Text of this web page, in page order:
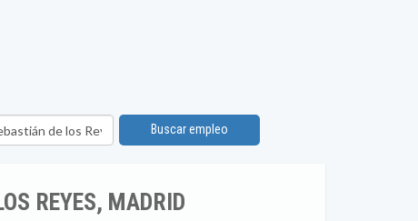
Buscar empleo
REYES, MADRID